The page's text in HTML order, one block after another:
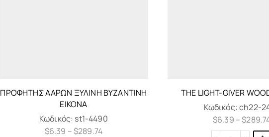
ΠΡΟΦΗΤΗΣ ΑΑΡΩΝ ΞΥΛΙΝΗ ΒΥΖΑΝΤΙΝΉ
ΕΙΚΟΝΑ
Κωδικός: st1-4490
$6.39 –$289.74
THE LIGHT-GIVER
Κωδικός:ch22-
$6.39 –$